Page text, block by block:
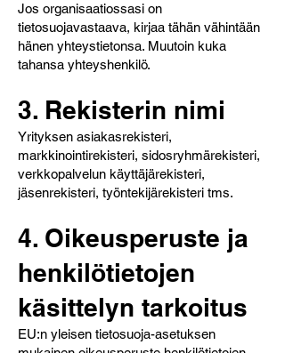
Jos organisaatiossasi on
tietosuojavastaava, kirjaa tähän vähintään
hänen yhteystietonsa. Muutoin kuka
tahansa yhteyshenkilö.
3. Rekisterin nimi
Yrityksen asiakasrekisteri,
markkinointirekisteri, sidosryhmärekisteri,
verkkopalvelun käyttäjärekisteri,
jäsenrekisteri, työntekijärekisteri tms.
4. Oikeusperuste ja
henkilötietojen
käsittelyn tarkoitus
EU:n yleisen tietosuoja-asetuksen